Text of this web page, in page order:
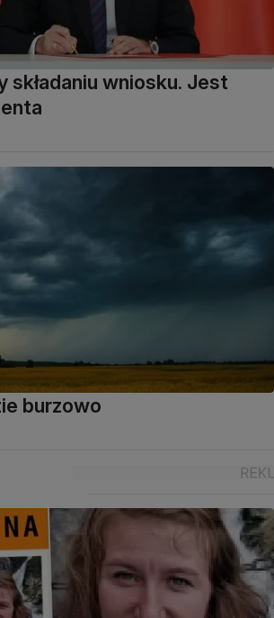
składaniu wniosku. Jest
burzowo